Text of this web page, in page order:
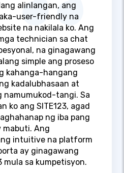
alinlangan, ang
user-friendly na
na nakilala ko. Ang
technician sa chat
na ginagawang
simple ang proseso
kahanga-hangang
kadalubhasaan at
namumukod-tangi. Sa
ko ang SITE123, agad
ng iba pang
mabuti. Ang
intuitive na platform
ay ginagawang
mula sa kumpetisyon.